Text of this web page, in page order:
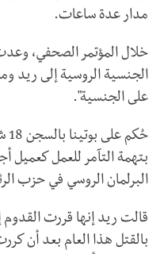
مدار عدة ساعات.
خلال المؤتمر الصحفي،
الجنسية الروسية إلى ريد
على الجنسية".
بتهمة التآمر للعمل
البرلمان الروسي في حزب
قالت ريد إنها قررت
بالقتل هذا العام بعد أن